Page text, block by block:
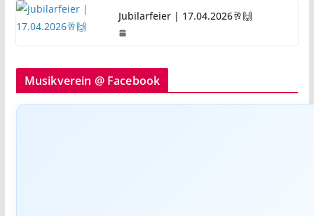
Jubilarfeier | 17.04.2026🥂🙌
Musikverein @ Facebook